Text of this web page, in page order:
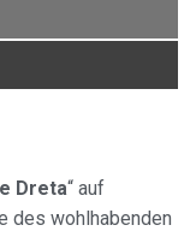
Dreta“ auf
des wohlhabenden